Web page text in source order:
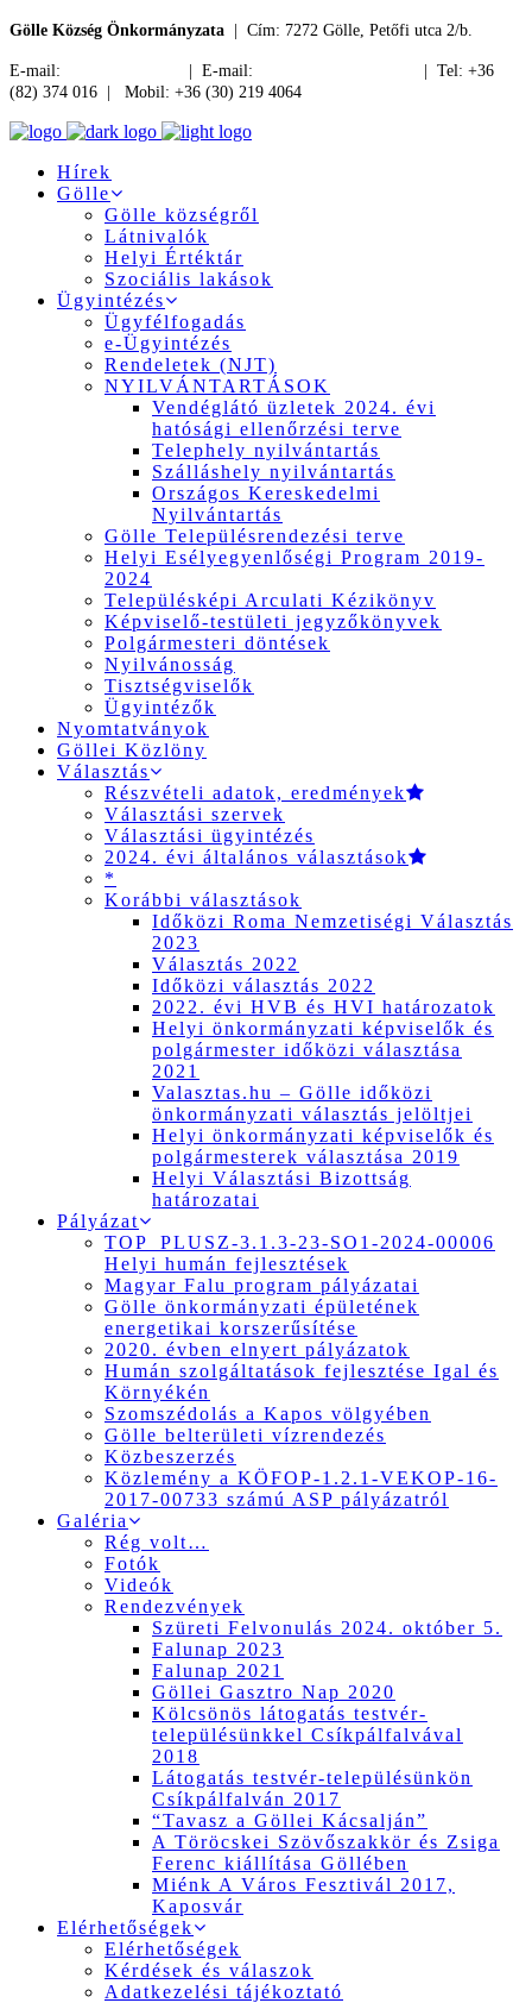
Gölle Község Önkormányzata | Cím: 7272 Gölle, Petőfi utca 2/b.
E-mail: | E-mail:
| Tel: +36
(82) 374 016 | Mobil: +36 (30) 219 4064
Hírek
Gölle
Gölle községről
Látnivalók
Helyi Értéktár
Szociális lakások
Ügyintézés
Ügyfélfogadás
e-Ügyintézés
Rendeletek (NJT)
NYILVÁNTARTÁSOK
Vendéglátó üzletek 2024. évi
hatósági ellenőrzési terve
Telephely nyilvántartás
Szálláshely nyilvántartás
Országos Kereskedelmi
Nyilvántartás
Gölle Településrendezési terve
Helyi Esélyegyenlőségi Program 2019-
2024
Településképi Arculati Kézikönyv
Képviselő-testületi jegyzőkönyvek
Polgármesteri döntések
Nyilvánosság
Tisztségviselők
Ügyintézők
Nyomtatványok
Göllei Közlöny
Választás
Részvételi adatok, eredmények
Választási szervek
Választási ügyintézés
2024. évi általános választások
*
Korábbi választások
Időközi Roma Nemzetiségi Választás
2023
Választás 2022
Időközi választás 2022
2022. évi HVB és HVI határozatok
Helyi önkormányzati képviselők és
polgármester időközi választása
2021
Valasztas.hu – Gölle időközi
önkormányzati választás jelöltjei
Helyi önkormányzati képviselők és
polgármesterek választása 2019
Helyi Választási Bizottság
határozatai
Pályázat
TOP_PLUSZ-3.1.3-23-SO1-2024-00006
Helyi humán fejlesztések
Magyar Falu program pályázatai
Gölle önkormányzati épületének
energetikai korszerűsítése
2020. évben elnyert pályázatok
Humán szolgáltatások fejlesztése Igal és
Környékén
Szomszédolás a Kapos völgyében
Gölle belterületi vízrendezés
Közbeszerzés
Közlemény a KÖFOP-1.2.1-VEKOP-16-
2017-00733 számú ASP pályázatról
Galéria
Rég volt…
Fotók
Videók
Rendezvények
Szüreti Felvonulás 2024. október 5.
Falunap 2023
Falunap 2021
Göllei Gasztro Nap 2020
Kölcsönös látogatás testvér-
településünkkel Csíkpálfalvával
2018
Látogatás testvér-településünkön
Csíkpálfalván 2017
“Tavasz a Göllei Kácsalján”
A Töröcskei Szövőszakkör és Zsiga
Ferenc kiállítása Göllében
Miénk A Város Fesztivál 2017,
Kaposvár
Elérhetőségek
Elérhetőségek
Kérdések és válaszok
Adatkezelési tájékoztató